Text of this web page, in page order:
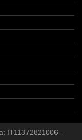
IT11372821006 -